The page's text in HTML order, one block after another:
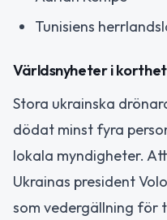
Tunisiens
Världsnyheter i
Stora ukrainska
dödat minst fyra
lokala myndigheter.
Ukrainas president
som vedergällning för